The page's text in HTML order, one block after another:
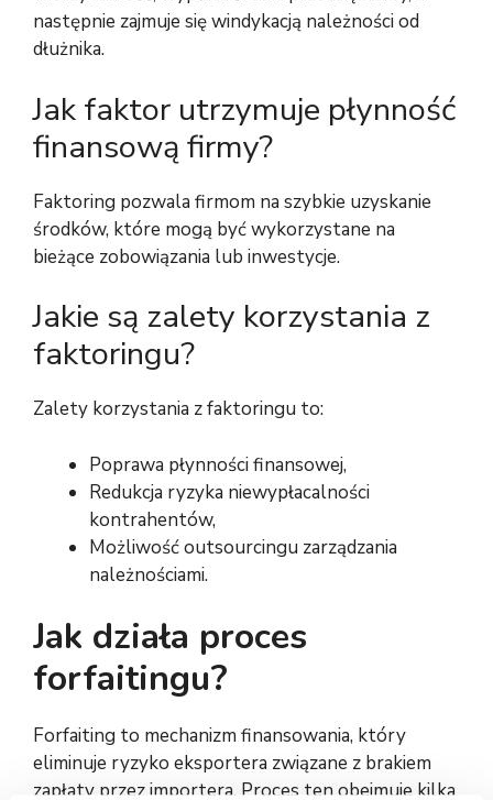
następnie zajmuje się windykacją należności od
dłużnika.
Jak faktor utrzymuje płynność
finansową firmy?
Faktoring pozwala firmom na szybkie uzyskanie
środków, które mogą być wykorzystane na
bieżące zobowiązania lub inwestycje.
Jakie są zalety korzystania z
faktoringu?
Zalety korzystania z faktoringu to:
Poprawa płynności finansowej,
Redukcja ryzyka niewypłacalności
kontrahentów,
Możliwość outsourcingu zarządzania
należnościami.
Jak działa proces
forfaitingu?
Forfaiting to mechanizm finansowania, który
eliminuje ryzyko eksportera związane z brakiem
zapłaty przez importera. Proces ten obejmuje kilka